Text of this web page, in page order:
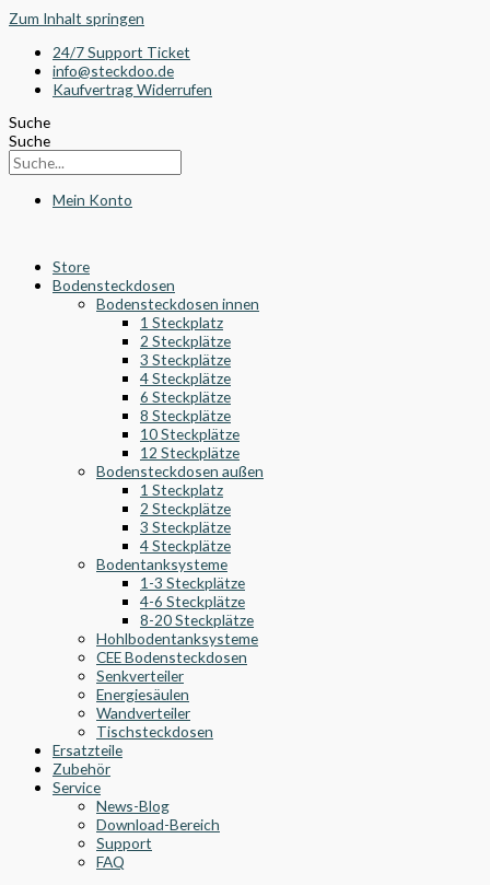
Zum Inhalt springen
24/7 Support Ticket
info@steckdoo.de
Kaufvertrag Widerrufen
Suche
Suche
Mein Konto
Store
Bodensteckdosen
Bodensteckdosen innen
1 Steckplatz
2 Steckplätze
3 Steckplätze
4 Steckplätze
6 Steckplätze
8 Steckplätze
10 Steckplätze
12 Steckplätze
Bodensteckdosen außen
1 Steckplatz
2 Steckplätze
3 Steckplätze
4 Steckplätze
Bodentanksysteme
1-3 Steckplätze
4-6 Steckplätze
8-20 Steckplätze
Hohlbodentanksysteme
CEE Bodensteckdosen
Senkverteiler
Energiesäulen
Wandverteiler
Tischsteckdosen
Ersatzteile
Zubehör
Service
News-Blog
Download-Bereich
Support
FAQ